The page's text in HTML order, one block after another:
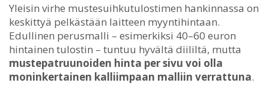
Yleisin virhe mustesuihkutulostimen hankinnassa on
keskittyä pelkästään laitteen myyntihintaan.
Edullinen perusmalli – esimerkiksi 40–60 euron
hintainen tulostin – tuntuu hyvältä diililtä, mutta
mustepatruunoiden hinta per sivu voi olla
moninkertainen kalliimpaan malliin verrattuna.